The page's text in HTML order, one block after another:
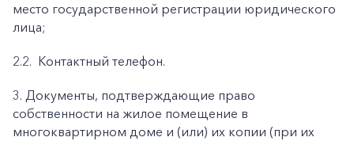
место государственной регистрации юридического
лица;
2.2. Контактный телефон.
3. Документы, подтверждающие право
собственности на жилое помещение в
многоквартирном доме и (или) их копии (при их